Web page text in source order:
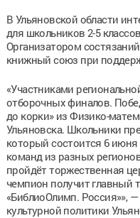
В Ульяновской области
для школьников 2-5
Организатором
книжный союз при
«Участниками
отборочных финалов.
до корки» из Физико-
Ульяновска. Школьники
который состоится 6
команд из разных
пройдёт торжественная
чемпион получит главный
«БиблиоОлимп. Россия»»,
культурной политики